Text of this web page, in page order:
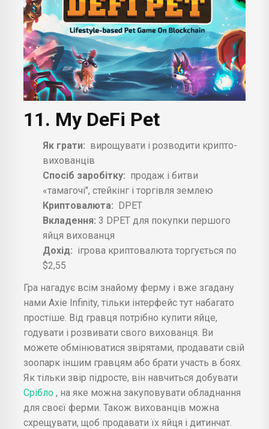
11. My DeFi Pet
Як грати: вирощувати і розводити крипто-
вихованців
Спосіб заробітку: продаж і битви
«тамагочі", стейкінг і торгівля землею
Криптовалюта: DPET
Вкладення: 3 DPET для покупки першого
яйця вихованця
Дохід: ігрова криптовалюта торгується по
$2,55
Гра нагадує всім знайому ферму і вже згадану
нами Axie Infinity, тільки інтерфейс тут набагато
простіше. Від гравця потрібно купити яйце,
годувати і розвивати свого вихованця. Ви
можете обмінюватися звірятами, продавати свій
зоопарк іншим гравцям або брати участь в боях.
Як тільки звір підросте, він навчиться добувати
Срібло , на яке можна закуповувати обладнання
для своєї ферми. Також вихованців можна
схрещувати, щоб продавати їх яйця і дитинчат.